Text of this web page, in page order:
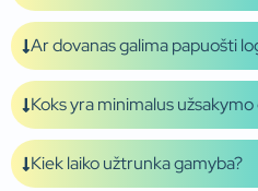
Ar dovanas galima papuošti
Koks yra minimalus užsakymo
Kiek laiko užtrunka gamyba?